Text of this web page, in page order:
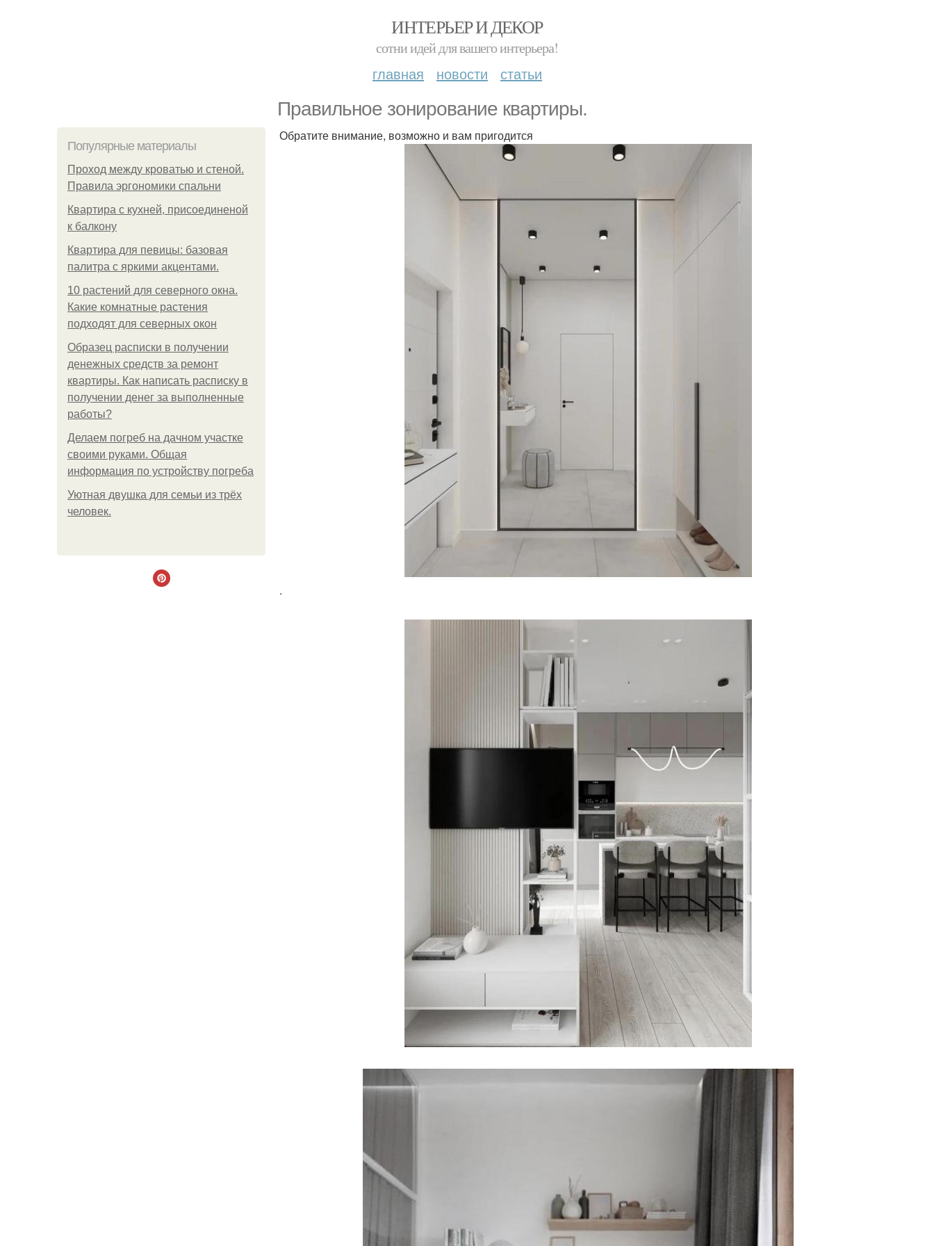
ИНТЕРЬЕР И ДЕКОР
сотни идей для вашего интерьера!
главная новости статьи
Правильное зонирование квартиры.
Популярные материалы
Проход между кроватью и стеной.
Правила эргономики спальни
Квартира с кухней, присоединеной
к балкону
Квартира для певицы: базовая
палитра с яркими акцентами.
10 растений для северного окна.
Какие комнатные растения
подходят для северных окон
Образец расписки в получении
денежных средств за ремонт
квартиры. Как написать расписку в
получении денег за выполненные
работы?
Делаем погреб на дачном участке
своими руками. Общая
информация по устройству погреба
Уютная двушка для семьи из трёх
человек.
Обратите внимание, возможно и вам пригодится
.